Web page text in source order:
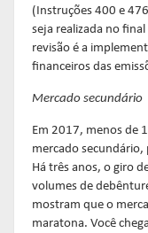
(Instruções 400 e
seja realizada no
revisão é a
financeiros das
Mercado secundário
Em 2017, menos de
mercado secundário,
Há três anos, o giro
volumes de
mostram que o
maratona. Você